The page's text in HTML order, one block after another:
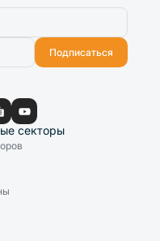
Подписаться
секторы